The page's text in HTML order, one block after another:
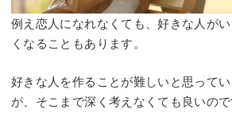
例え恋人になれなくても、好きな人が
くなることもあります。
好きな人を作ることが難しいと思って
が、そこまで深く考えなくても良いので